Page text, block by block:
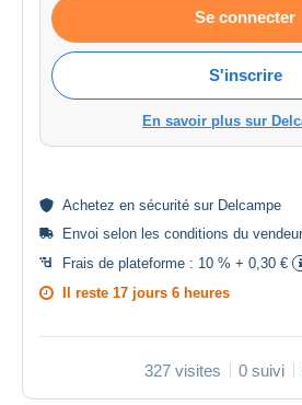
Se connecter
S'inscrire
En savoir plus sur
Achetez en sécurité sur Delcampe
Envoi selon les conditions du vendeur
Frais de plateforme : 10 % + 0,30 €
Il reste 17 jours 6 heures
327 visites 0 suivi